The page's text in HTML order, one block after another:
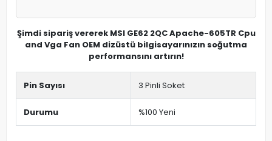
Şimdi sipariş vererek MSI GE62 2QC Apache-605TR Cpu
and Vga Fan OEM dizüstü bilgisayarınızın soğutma
performansını artırın!
Pin Sayısı 3 Pinli Soket
Durumu %100 Yeni